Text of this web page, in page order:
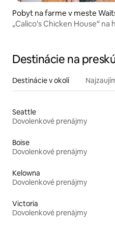
Pobyt na farme v meste
„Calico's Chicken House“
Destinácie na
Destinácie v okolí
Seattle
Dovolenkové prenájmy
Boise
Dovolenkové prenájmy
Kelowna
Dovolenkové prenájmy
Victoria
Dovolenkové prenájmy